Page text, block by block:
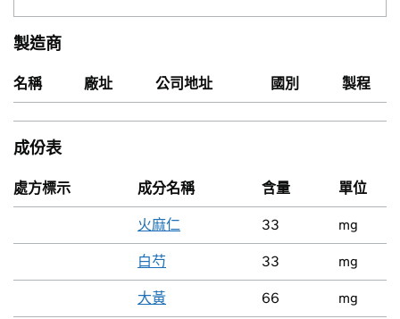
製造商
名稱 廠址 公司地址 國別 製程
成份表
處方標示 成分名稱 含量 單位
火麻仁 33 mg
白芍 33 mg
大黃 66 mg